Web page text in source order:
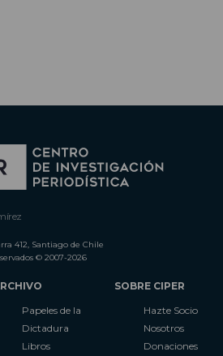
412, Santiago de Chile
© 2007-2026
Papeles de la
Dictadura
Libros
SOBRE CIPER
Hazte Socio
Nosotros
Donaciones